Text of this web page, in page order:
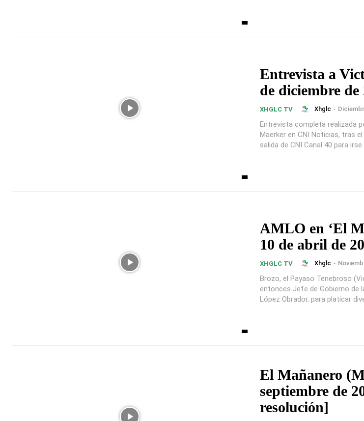
Entrevista a
de diciembre de
XHGLC TV Xhglc -
Entrevista completa realizada
Maerker en CNI Noticias, tras
salida de CNI Canal 40 para irse
AMLO en ‘El
10 de abril de
XHGLC TV Xhglc -
Brozo, el Payaso Tenebroso
entonces Jefe de Gobierno de
López Obrador, para platicar
El Mañanero
septiembre de
resolución]